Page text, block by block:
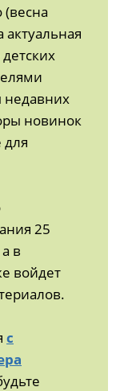
актуальная
недавних
новинок
25
в
войдет
с